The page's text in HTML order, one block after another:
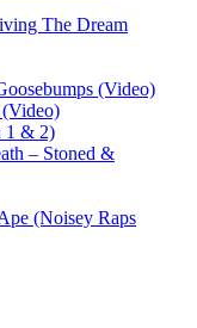
The Dream
(Video)
1 & 2)
– Stoned &
(Noisey Raps